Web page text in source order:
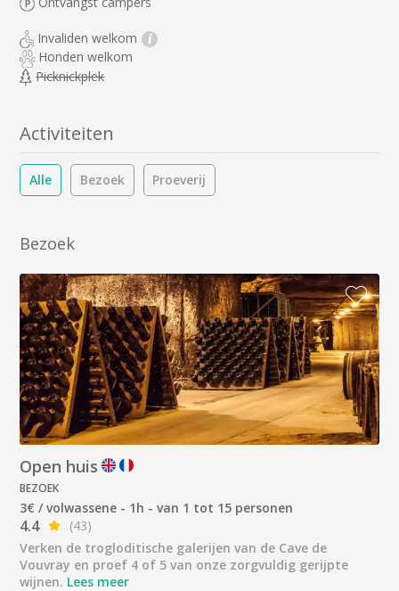
Invaliden welkom i
Honden welkom
Picknickplek
Activiteiten
Alle Bezoek Proeverij
Bezoek
Open huis
BEZOEK
3€ / volwassene - 1h - van 1 tot 15 personen
4.4
(43)
Verken de trogloditische galerijen van de Cave de
Vouvray en proef 4 of 5 van onze zorgvuldig gerijpte
wijnen. Lees meer